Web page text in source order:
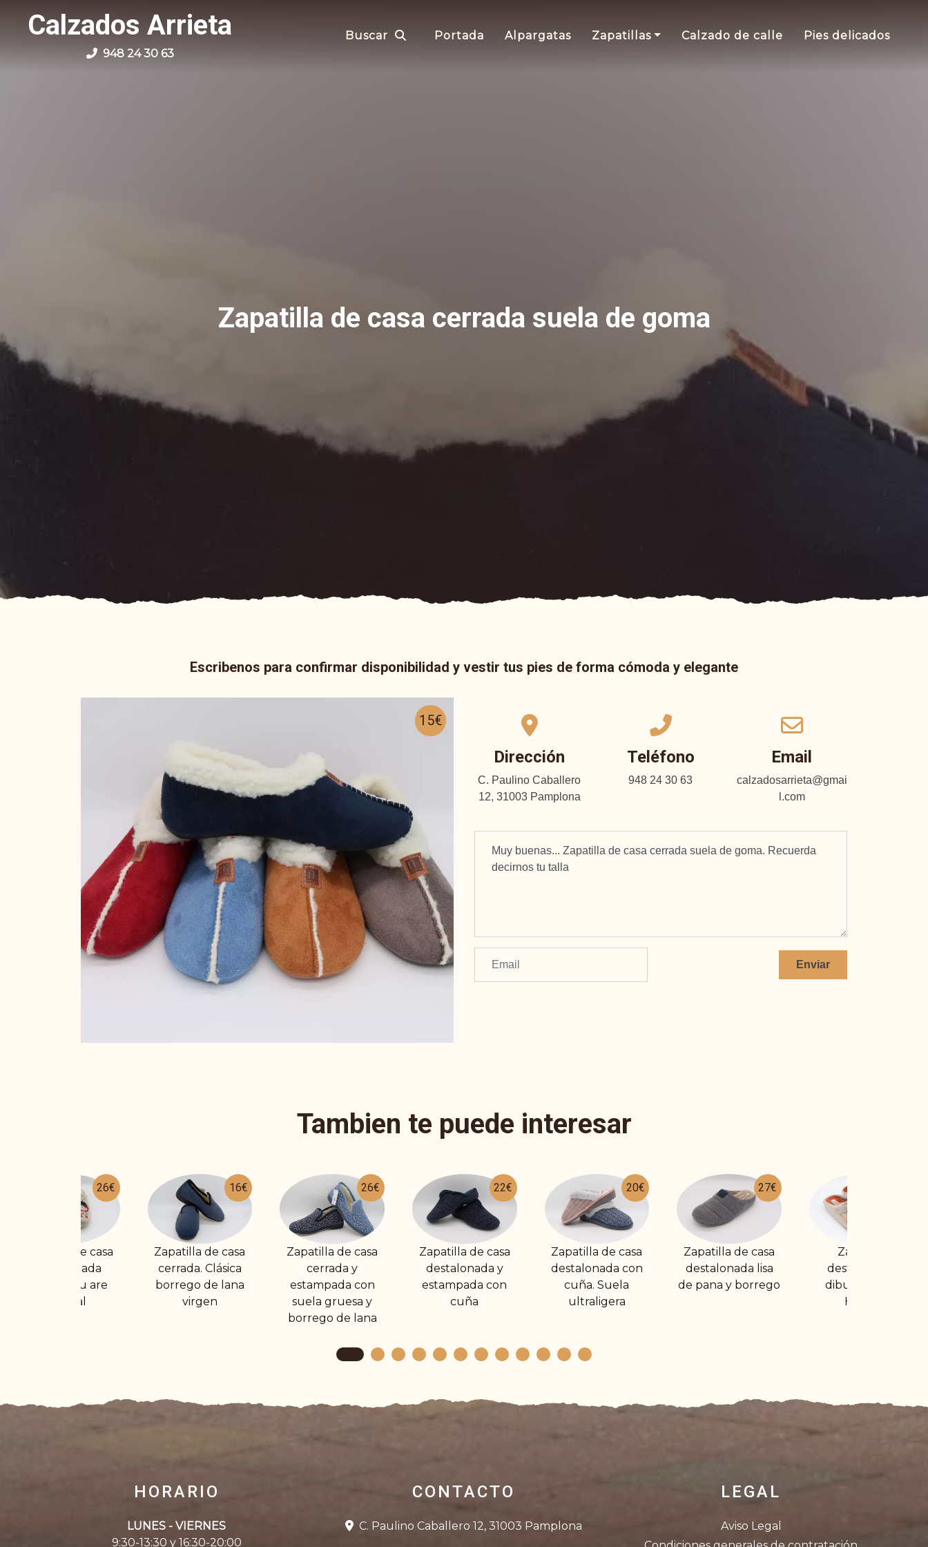
Calzados Arrieta
948 24 30 63
Buscar Portada Alpargatas Zapatillas Calzado de calle Pies delicados
Zapatilla de casa cerrada suela de goma
Escribenos para confirmar disponibilidad y vestir tus pies de forma cómoda y elegante
15€
Dirección
C. Paulino Caballero
12, 31003 Pamplona
Teléfono
948 24 30 63
Email
calzadosarrieta@gmai
l.com
Enviar
Tambien te puede interesar
16€
Zapatilla de casa
cerrada. Clásica
borrego de lana
virgen
26€
Zapatilla de casa
cerrada y
estampada con
suela gruesa y
22€
Zapatilla de casa
destalonada y
estampada con
cuña
20€
Zapatilla de casa
destalonada con
cuña. Suela
ultraligera
27€
Zapatilla de casa
destalonada lisa
de pana y borrego
28€
Zapatilla
destalonada
dibujo Sweet
Zapatilla cerrada
tipo calcetín sin
HORARIO
LUNES - VIERNES
9:30-13:30 y 16:30-20:00
CONTACTO
C. Paulino Caballero 12, 31003 Pamplona
LEGAL
Aviso Legal